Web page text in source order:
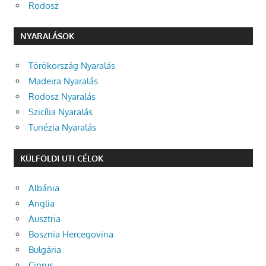
Rodosz
NYARALÁSOK
Törökország Nyaralás
Madeira Nyaralás
Rodosz Nyaralás
Szicília Nyaralás
Tunézia Nyaralás
KÜLFÖLDI UTI CÉLOK
Albánia
Anglia
Ausztria
Bosznia Hercegovina
Bulgária